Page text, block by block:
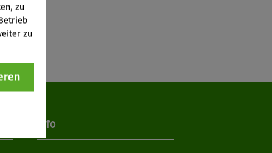
Info
zu
zu